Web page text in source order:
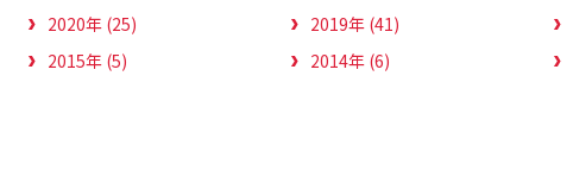
2020年 (25) 2019年 (41)
2015年 (5) 2014年 (6)